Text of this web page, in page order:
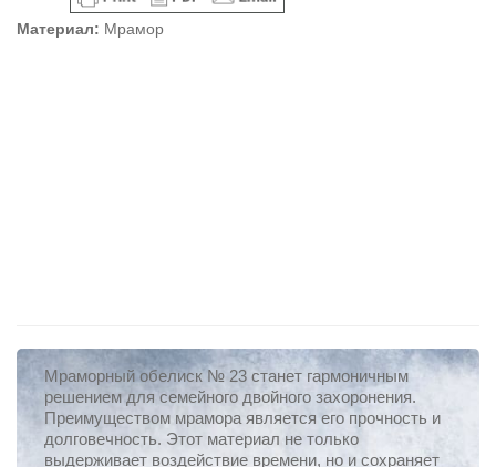
Материал: Мрамор
Мраморный обелиск № 23 станет гармоничным
решением для семейного двойного захоронения.
Преимуществом мрамора является его прочность и
долговечность. Этот материал не только
выдерживает воздействие времени, но и сохраняет